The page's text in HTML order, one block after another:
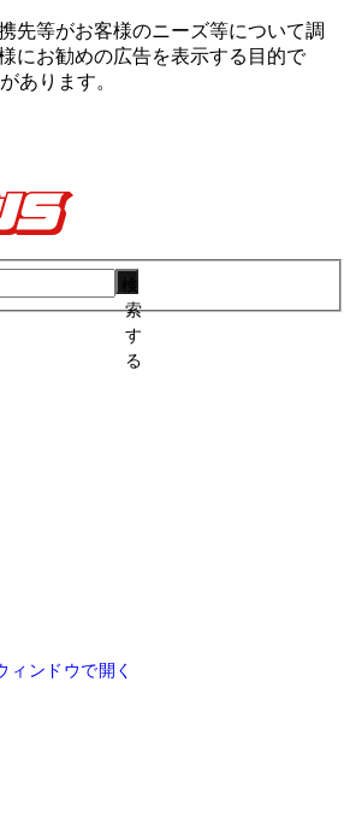
先等がお客様のニーズ等について調
にお勧めの広告を表⽰する⽬的で
あります。
索
す
る
ィンドウで開く